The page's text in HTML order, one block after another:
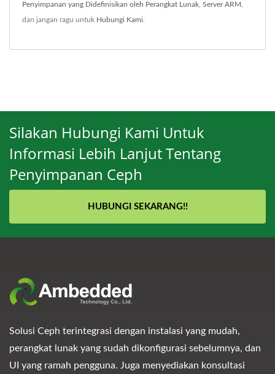
Penyimpanan yang Didefinisikan oleh Perangkat Lunak Server ARM
dan jangan ragu untuk Hubungi Kami
Silakan Hubungi Kami Untuk
Informasi Lebih Lanjut Tentang
Penyimpanan Ceph
HUBUNGI SEKARANG!!
Solusi Ceph terintegrasi dengan instalasi yang mudah,
perangkat lunak yang sudah dikonfigurasi sebelumnya, dan
UI yang ramah pengguna. Juga menyediakan konsultasi